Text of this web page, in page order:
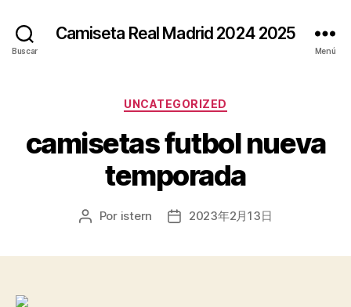
Buscar
Camiseta Real Madrid 2024 2025
Menú
Categorías
UNCATEGORIZED
camisetas futbol nueva
temporada
Autor
Por istern
Fecha2023年2月13日